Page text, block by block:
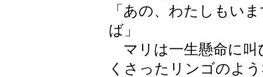
「あの、わたしもい
ば」
マリは一生懸命に叫
くさったリンゴのよ